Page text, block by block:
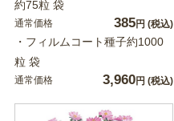
約75粒 袋
通常価格 385円 (税込)
・フィルムコート種子約1000
粒 袋
通常価格 3,960円 (税込)